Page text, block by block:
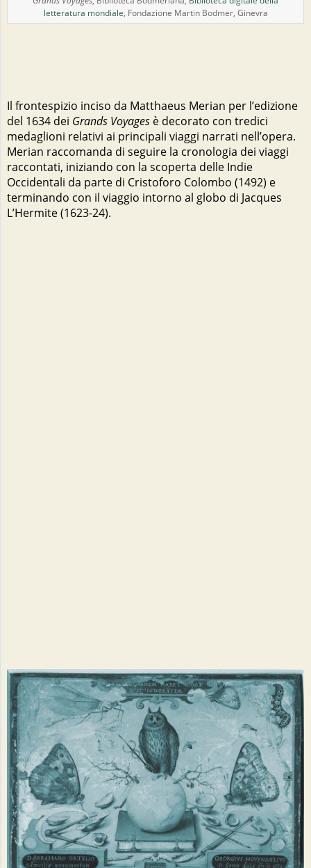
letteratura mondiale, Fondazione Martin Bodmer, Ginevra
Il frontespizio inciso da Matthaeus Merian per l’edizione
del 1634 dei Grands Voyages è decorato con tredici
medaglioni relativi ai principali viaggi narrati nell’opera.
Merian raccomanda di seguire la cronologia dei viaggi
raccontati, iniziando con la scoperta delle Indie
Occidentali da parte di Cristoforo Colombo (1492) e
terminando con il viaggio intorno al globo di Jacques
L’Hermite (1623-24).